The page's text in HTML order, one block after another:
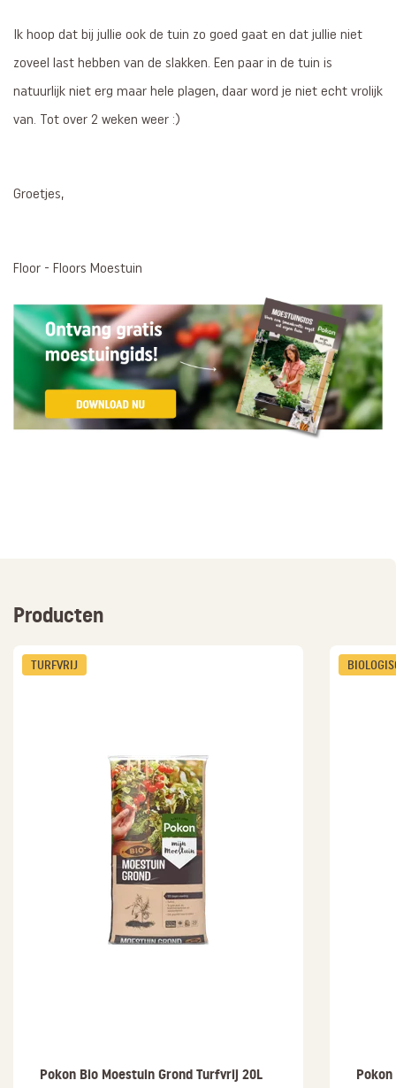
Ik hoop dat bij jullie ook de tuin zo goed gaat en dat jullie niet
zoveel last hebben van de slakken. Een paar in de tuin is
natuurlijk niet erg maar hele plagen, daar word je niet echt vrolijk
van. Tot over 2 weken weer :)
Groetjes,
Floor - Floors Moestuin
Producten
TURFVRIJ
Pokon Bio Moestuin Grond Turfvrij 20L